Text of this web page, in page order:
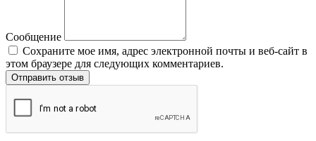
Сообщение
Сохраните мое имя, адрес электронной почты и веб-сайт в
этом браузере для следующих комментариев.
Отправить отзыв